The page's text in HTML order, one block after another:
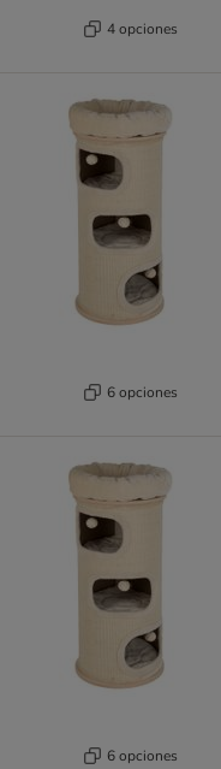
4 opciones
6 opciones
6 opciones